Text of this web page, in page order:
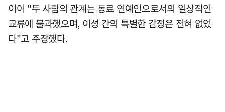
이어 "두 사람의 관계는 동료 연예인으로서의 일상적인
교류에 불과했으며, 이성 간의 특별한 감정은 전혀 없었
다"고 주장했다.